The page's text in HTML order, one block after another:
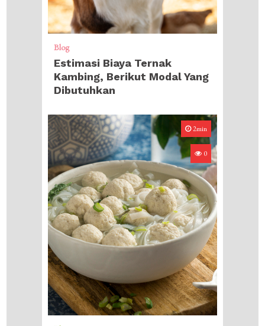
Blog
Estimasi Biaya Ternak
Kambing, Berikut Modal Yang
Dibutuhkan
2min
0